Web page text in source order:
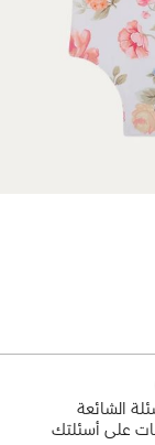
الشائعة
على أسئلتك